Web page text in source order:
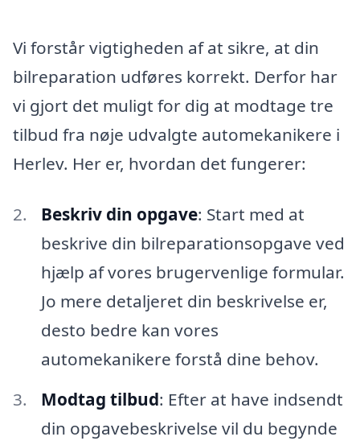
Vi forstår vigtigheden af at sikre, at din
bilreparation udføres korrekt. Derfor har
vi gjort det muligt for dig at modtage tre
tilbud fra nøje udvalgte automekanikere i
Herlev. Her er, hvordan det fungerer:
Beskriv din opgave: Start med at
beskrive din bilreparationsopgave ved
hjælp af vores brugervenlige formular.
Jo mere detaljeret din beskrivelse er,
desto bedre kan vores
automekanikere forstå dine behov.
Modtag tilbud: Efter at have indsendt
din opgavebeskrivelse vil du begynde